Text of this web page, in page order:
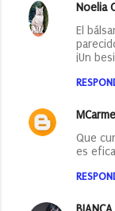
C
o
t
Noelia
El
¡Un
Que
es